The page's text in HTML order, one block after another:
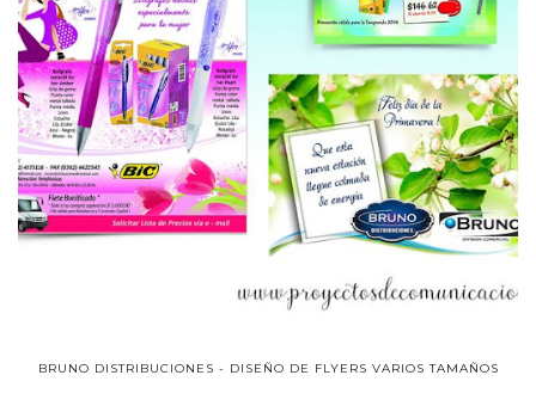
BRUNO DISTRIBUCIONES - DISEÑO DE FLYERS VARIOS TAMAÑOS